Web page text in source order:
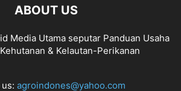
ABOUT US
Media Utama seputar Panduan Usaha
& Kelautan-Perikanan
agroindones@yahoo.com